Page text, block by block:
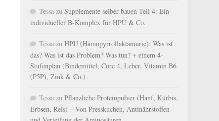
Tessa zu Supplemente selber bauen Teil 4: Ein
individueller B-Komplex für HPU & Co.
Tessa zu HPU (Hämopyrrollaktamurie): Was ist
das? Was ist das Problem? Was tun? + einem 4-
Stufenplan (Bindemittel, Core 4, Leber, Vitamin B6
(P5P), Zink & Co.)
Tessa zu Pflanzliche Proteinpulver (Hanf, Kürbis,
Erbsen, Reis) – Von Presskuchen, Antinährstoffen